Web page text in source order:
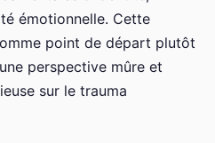
émotionnelle. Cette
point de départ plutôt
perspective mûre et
sur le trauma